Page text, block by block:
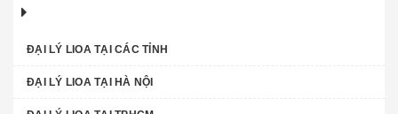
ĐẠI LÝ LIOA TẠI CÁC TỈNH
ĐẠI LÝ LIOA TẠI HÀ NỘI